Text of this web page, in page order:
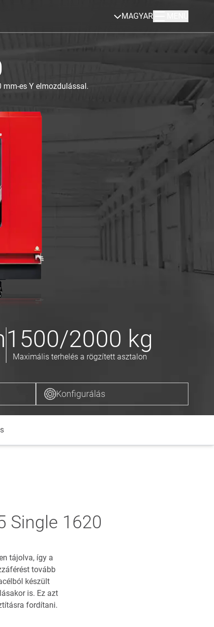
MAGYAR
es Y elmozdulással.
1500/2000 kg
Maximális terhelés a rögzített asztalon
Konfigurálás
Single 1620
tájolva, így a
tovább
készült
is. Ez azt
fordítani.